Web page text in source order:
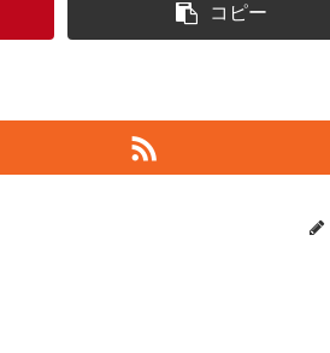
コピー